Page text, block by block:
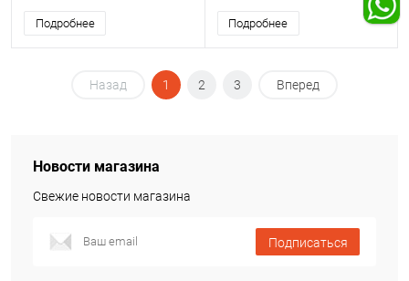
Подробнее
громкости, Пульт ДУ]
Подробнее
Назад 1 2 3 Вперед
Новости магазина
Свежие новости магазина
Подписаться